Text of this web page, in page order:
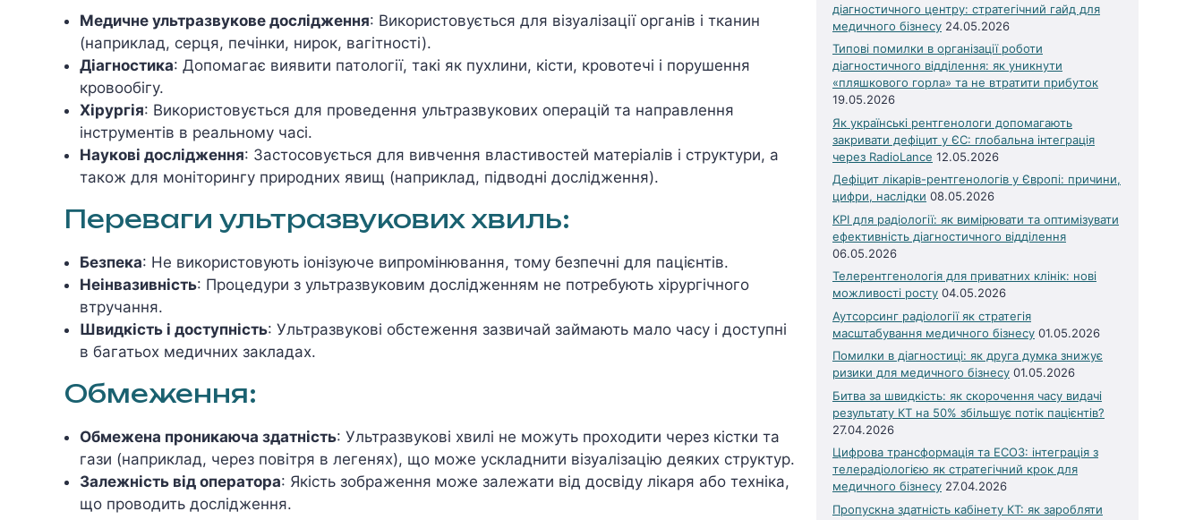
Медичне ультразвукове дослідження: Використовується для візуалізації органів і тканин
(наприклад, серця, печінки, нирок, вагітності).
Діагностика: Допомагає виявити патології, такі як пухлини, кісти, кровотечі і порушення
кровообігу.
Хірургія: Використовується для проведення ультразвукових операцій та направлення
інструментів в реальному часі.
Наукові дослідження: Застосовується для вивчення властивостей матеріалів і структури, а
також для моніторингу природних явищ (наприклад, підводні дослідження).
Переваги ультразвукових хвиль:
Безпека: Не використовують іонізуюче випромінювання, тому безпечні для пацієнтів.
Неінвазивність: Процедури з ультразвуковим дослідженням не потребують хірургічного
втручання.
Швидкість і доступність: Ультразвукові обстеження зазвичай займають мало часу і доступні
в багатьох медичних закладах.
Обмеження:
Обмежена проникаюча здатність: Ультразвукові хвилі не можуть проходити через кістки та
гази (наприклад, через повітря в легенях), що може ускладнити візуалізацію деяких структур.
Залежність від оператора: Якість зображення може залежати від досвіду лікаря або техніка,
що проводить дослідження.
діагностичного центру: стратегічний гайд для
медичного бізнесу 24.05.2026
Типові помилки в організації роботи
діагностичного відділення: як уникнути
«пляшкового горла» та не втратити прибуток
19.05.2026
Як українські рентгенологи допомагають
закривати дефіцит у ЄС: глобальна інтеграція
через RadioLance 12.05.2026
Дефіцит лікарів-рентгенологів у Європі: причини,
цифри, наслідки 08.05.2026
KPI для радіології: як вимірювати та оптимізувати
ефективність діагностичного відділення
06.05.2026
Телерентгенологія для приватних клінік: нові
можливості росту 04.05.2026
Аутсорсинг радіології як стратегія
масштабування медичного бізнесу 01.05.2026
Помилки в діагностиці: як друга думка знижує
ризики для медичного бізнесу 01.05.2026
Битва за швидкість: як скорочення часу видачі
результату КТ на 50% збільшує потік пацієнтів?
27.04.2026
Цифрова трансформація та ЕСОЗ: інтеграція з
телерадіологією як стратегічний крок для
медичного бізнесу 27.04.2026
Пропускна здатність кабінету КТ: як заробляти